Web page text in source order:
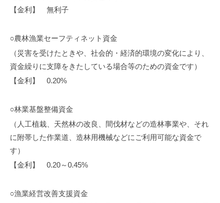
【金利】 無利子
○農林漁業セーフティネット資金
（災害を受けたときや、社会的・経済的環境の変化により、
資金繰りに支障をきたしている場合等のための資金です）
【金利】 0.20%
○林業基盤整備資金
（人工植栽、天然林の改良、間伐材などの造林事業や、それ
に附帯した作業道、造林用機械などにご利用可能な資金で
す）
【金利】 0.20～0.45%
○漁業経営改善支援資金